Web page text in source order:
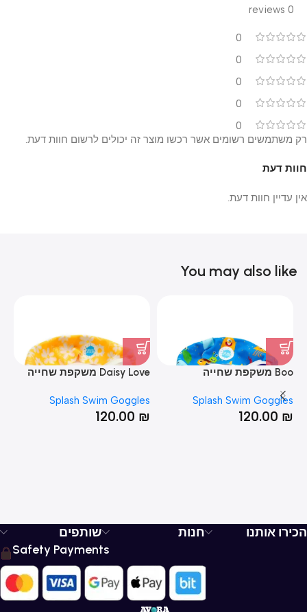
0 reviews
0
0
0
0
0
חוות דעת
אין עדיין חוות דעת.
רק משתמשים רשומים אשר רכשו מוצר זה יכולים לרשום חוות דעת.
You may also like
Boo משקפת שחייה
Splash Swim Goggles
120.00 ₪
Daisy Love משקפת שחייה
Splash Swim Goggles
120.00 ₪
הכירו אותנו חנות
שותפים
Safety Payments